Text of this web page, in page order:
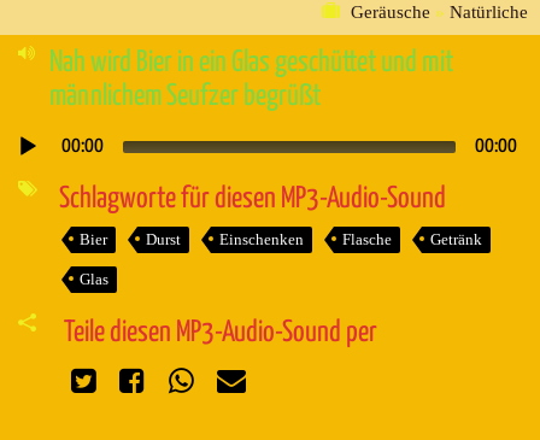
Geräusche » Natürliche
Nah wird Bier in ein Glas geschüttet und mit
männlichem Seufzer begrüßt
Audio-
00:00 00:00
Schlagworte für diesen MP3-Audio-Sound
Bier Durst Einschenken Flasche Getränk
Glas
Teile diesen MP3-Audio-Sound per